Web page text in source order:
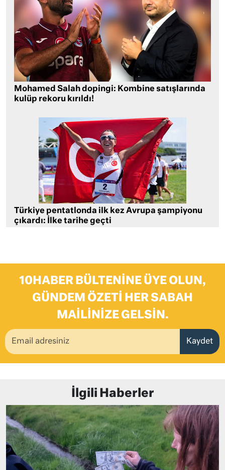
Mohamed Salah dopingi: Kombine satışlarında
kulüp rekoru kırıldı!
Türkiye pentatlonda ilk kez Avrupa şampiyonu
çıkardı: İlke tarihe geçti
10HABER BÜLTENINE ÜYE OLUN,
GÜNDEM ÖZETI HER SABAH
MAILINIZE GELSIN.
Kaydet
İlgili Haberler